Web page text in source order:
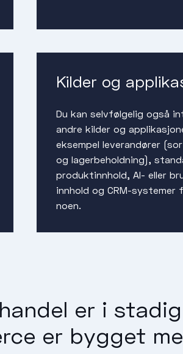
Kilder og
Du kan selvfølgelig også
andre kilder og
eksempel leverandører
og lagerbeholdning),
produktinnhold, AI- eller
innhold og CRM-systemer
noen.
er i
er bygget